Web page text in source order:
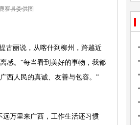
寨县委供图
古丽说，从喀什到柳州，跨越近
感。“每当看到美好的事物，我都
西人民的真诚、友善与包容。”
万里来广西，工作生活还习惯